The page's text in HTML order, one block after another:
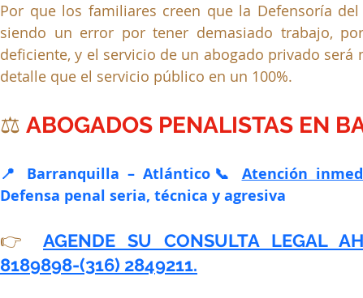
Por que los familiares creen que la Defensoría
siendo un error por tener demasiado trabajo,
deficiente, y el servicio de un abogado privado
detalle que el servicio público en un 100%.
⚖️ ABOGADOS PENALISTAS EN
📍 Barranquilla – Atlántico📞 Atención
Defensa penal seria, técnica y agresiva
👉 AGENDE SU CONSULTA LEGAL
8189898-(316) 2849211.